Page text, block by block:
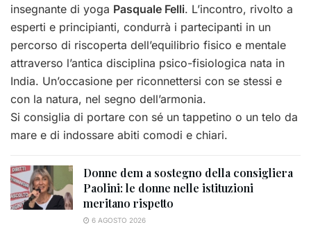
insegnante di yoga Pasquale Felli. L’incontro, rivolto a
esperti e principianti, condurrà i partecipanti in un
percorso di riscoperta dell’equilibrio fisico e mentale
attraverso l’antica disciplina psico-fisiologica nata in
India. Un’occasione per riconnettersi con se stessi e
con la natura, nel segno dell’armonia.
Si consiglia di portare con sé un tappetino o un telo da
mare e di indossare abiti comodi e chiari.
Donne dem a sostegno della consigliera
Paolini: le donne nelle istituzioni
meritano rispetto
6 AGOSTO 2026